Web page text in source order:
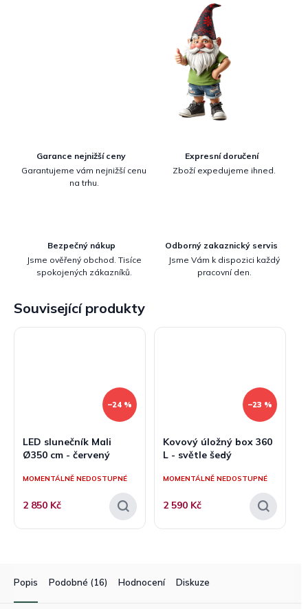
Garance nejnižší ceny
Garantujeme vám nejnižší cenu
na trhu.
Expresní doručení
Zboží expedujeme ihned.
Bezpečný nákup
Jsme ověřený obchod. Tisíce
spokojených zákazníků.
Odborný zakaznický servis
Jsme Vám k dispozici každý
pracovní den.
Související produkty
–24 %
LED slunečník Mali
Ø350 cm - červený
MOMENTÁLNĚ NEDOSTUPNÉ
2 850 Kč
–23 %
Kovový úložný box 360
L - světle šedý
MOMENTÁLNĚ NEDOSTUPNÉ
2 590 Kč
Popis Podobné (16) Hodnocení Diskuze